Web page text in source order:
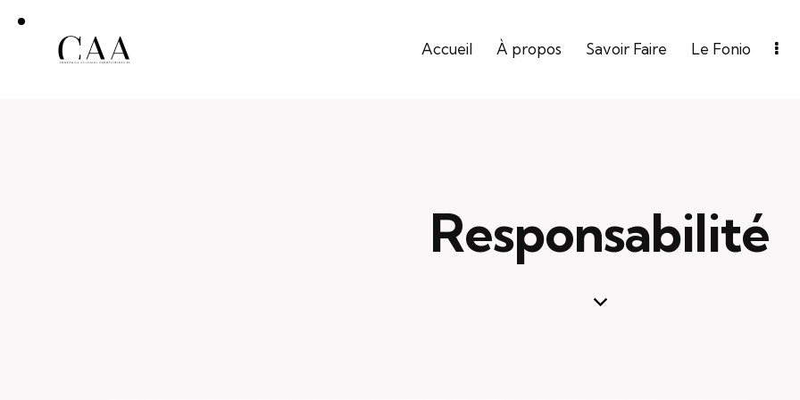
Accueil À propos Savoir Faire Le Fonio
Responsabilité